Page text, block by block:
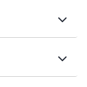
y más.
y